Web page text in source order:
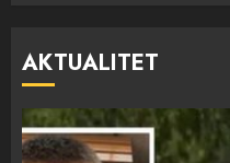
AKTUALITET